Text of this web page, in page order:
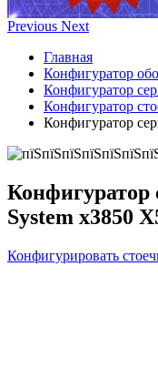
Previous Next
Главная
Конфигуратор
Конфигуратор
Конфигуратор
Конфигуратор
Конфигуратор
System x3850
Конфигурировать